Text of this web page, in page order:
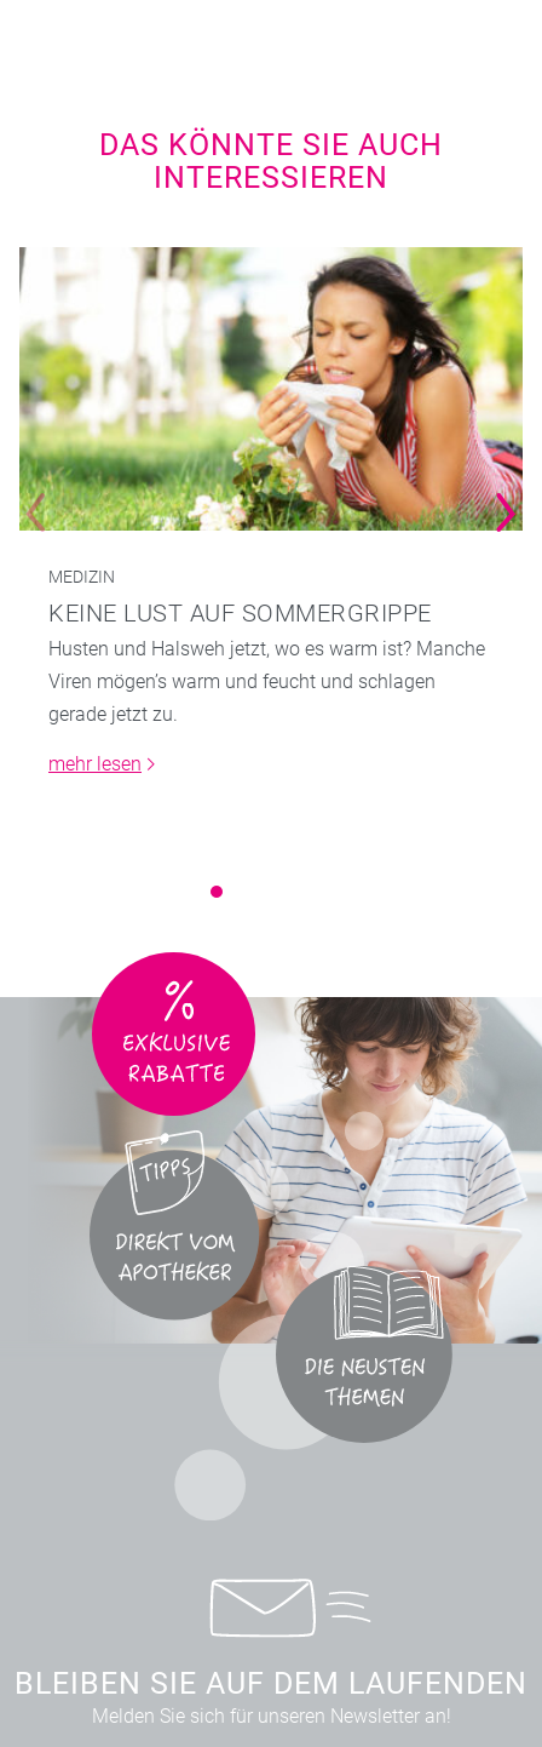
DAS KÖNNTE SIE AUCH
INTERESSIEREN
MEDIZIN
KEINE LUST AUF SOMMERGRIPPE
Husten und Halsweh jetzt, wo es warm ist? Manche
Viren mögen’s warm und feucht und schlagen
gerade jetzt zu.
mehr lesen
BLEIBEN SIE AUF DEM LAUFENDEN
Melden Sie sich für unseren Newsletter an!